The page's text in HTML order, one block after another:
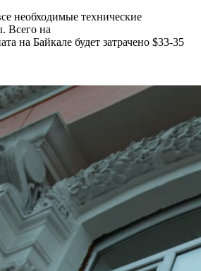
необходимые технические
Всего на
на Байкале будет затрачено $33-35